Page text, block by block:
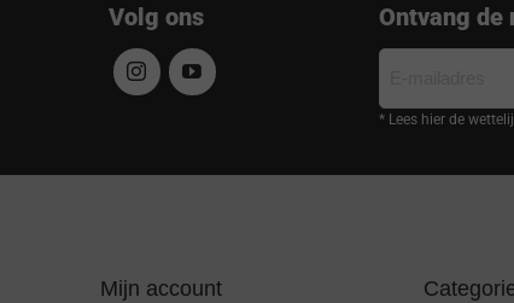
Volg ons Ontvang
* Lees hier de
Mijn account